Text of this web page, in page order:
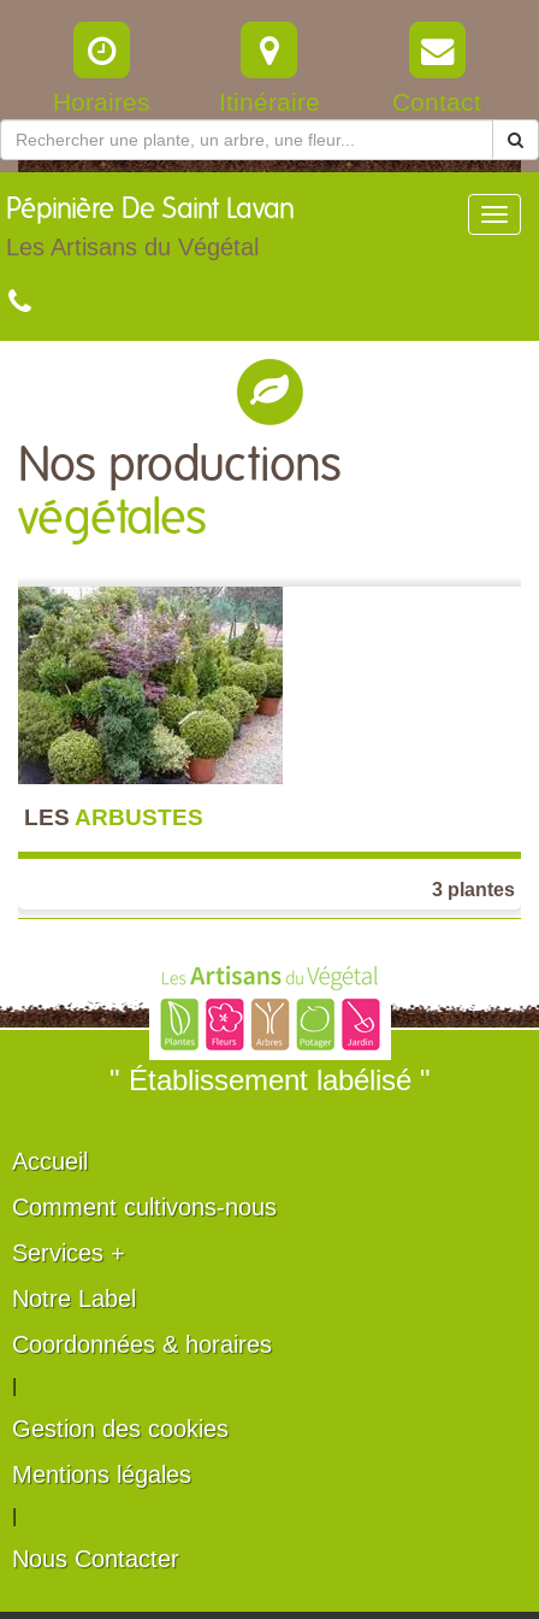
Horaires Itinéraire Contact
Pépinière De Saint Lavan
Les Artisans du Végétal
Nos productions
végétales
LES ARBUSTES
3 plantes
" Établissement labélisé "
Accueil
Comment cultivons-nous
Services +
Notre Label
Coordonnées & horaires
Gestion des cookies
Mentions légales
Nous Contacter